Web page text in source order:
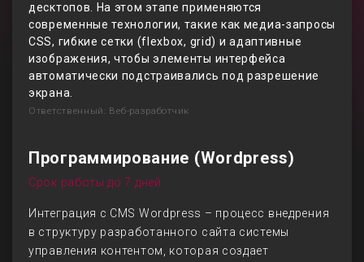
десктопов. На этом этапе применяются
современные технологии, такие как медиа-запросы
CSS, гибкие сетки (flexbox, grid) и адаптивные
изображения, чтобы элементы интерфейса
автоматически подстраивались под разрешение
экрана.
Ответственный: Веб-разработчик
Программирование (Wordpress)
Срок работы до 7 дней
Интеграция с CMS Wordpress – процесс внедрения
в структуру разработанного сайта системы
управления контентом, которая создает